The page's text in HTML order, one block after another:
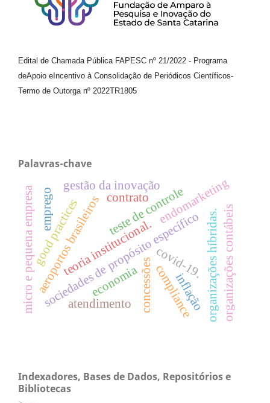
Edital de Chamada Pública FAPESC nº 21/2022 - Programa
deApoio e Incentivo à Consolidação de Periódicos Científicos-
Termo de Outorga nº 2022TR1805
Palavras-chave
covid-19.
concessões
sociedades de propósito específico
aeroportos brasileiros organizações híbridas.
teoria institucional.
teste de controle
compliance
gestão da inovação
micro e pequena empresa atendimento organizações contábeis
economia
endomarketing
good practices
emprego contrato
inflação
Indexadores, Bases de Dados, Repositórios e
Bibliotecas